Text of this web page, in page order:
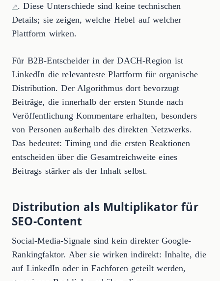
. Diese Unterschiede sind keine technischen
Details; sie zeigen, welche Hebel auf welcher
Plattform wirken.
Für B2B-Entscheider in der DACH-Region ist
LinkedIn die relevanteste Plattform für organische
Distribution. Der Algorithmus dort bevorzugt
Beiträge, die innerhalb der ersten Stunde nach
Veröffentlichung Kommentare erhalten, besonders
von Personen außerhalb des direkten Netzwerks.
Das bedeutet: Timing und die ersten Reaktionen
entscheiden über die Gesamtreichweite eines
Beitrags stärker als der Inhalt selbst.
Distribution als Multiplikator für
SEO-Content
Social-Media-Signale sind kein direkter Google-
Rankingfaktor. Aber sie wirken indirekt: Inhalte, die
auf LinkedIn oder in Fachforen geteilt werden,